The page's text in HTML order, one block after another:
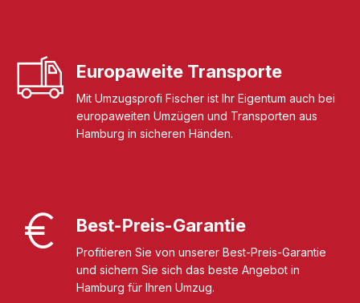
Europaweite Transporte
Mit Umzugsprofi Fischer ist Ihr Eigentum auch bei
europaweiten Umzügen und Transporten aus
Hamburg in sicheren Händen.
Best-Preis-Garantie
Profitieren Sie von unserer Best-Preis-Garantie
und sichern Sie sich das beste Angebot in
Hamburg für Ihren Umzug.